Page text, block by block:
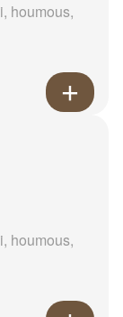
houmous,
houmous,